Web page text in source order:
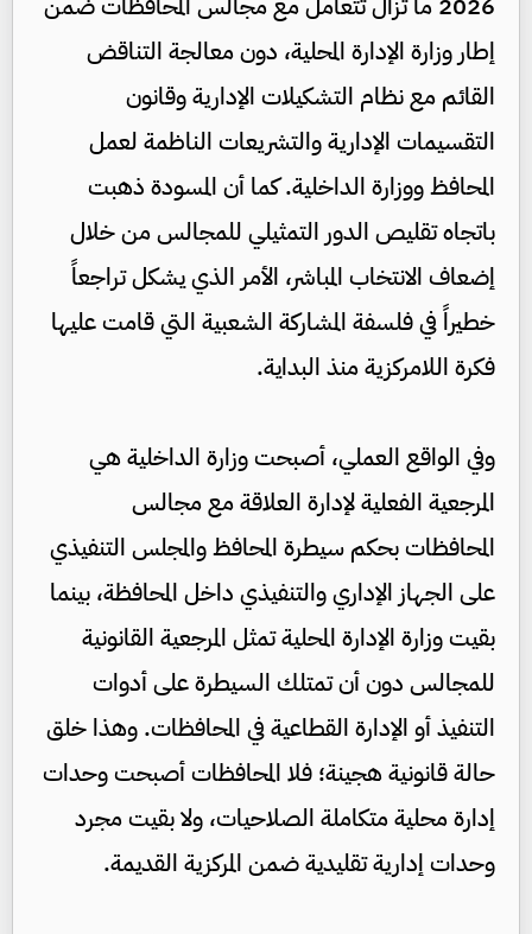
إطار وزارة الإدارة المحلية، دون معالجة التناقض
القائم مع نظام التشكيلات الإدارية وقانون
التقسيمات الإدارية والتشريعات الناظمة لعمل
المحافظ ووزارة الداخلية. كما أن المسودة ذهبت
باتجاه تقليص الدور التمثيلي للمجالس من خلال
إضعاف الانتخاب المباشر، الأمر الذي يشكل تراجعاً
خطيراً في فلسفة المشاركة الشعبية التي قامت عليها
فكرة اللامركزية منذ البداية.
وفي الواقع العملي، أصبحت وزارة الداخلية هي
المرجعية الفعلية لإدارة العلاقة مع مجالس
المحافظات بحكم سيطرة المحافظ والمجلس التنفيذي
على الجهاز الإداري والتنفيذي داخل المحافظة، بينما
بقيت وزارة الإدارة المحلية تمثل المرجعية القانونية
للمجالس دون أن تمتلك السيطرة على أدوات
التنفيذ أو الإدارة القطاعية في المحافظات. وهذا خلق
حالة قانونية هجينة؛ فلا المحافظات أصبحت وحدات
إدارة محلية متكاملة الصلاحيات، ولا بقيت مجرد
وحدات إدارية تقليدية ضمن المركزية القديمة.